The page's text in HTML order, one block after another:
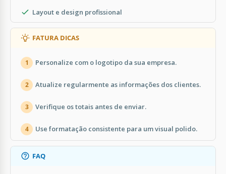
Layout e design profissional
FATURA DICAS
1 Personalize com o logotipo da sua empresa.
2 Atualize regularmente as informações dos clientes.
3 Verifique os totais antes de enviar.
4 Use formatação consistente para um visual polido.
FAQ